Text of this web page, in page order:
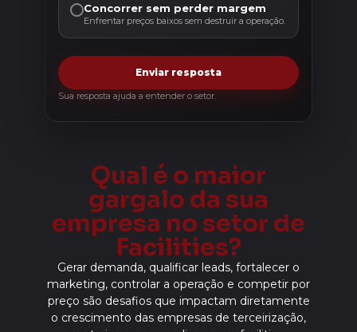
Concorrer sem perder margem
Enfrentar preços baixos sem destruir a operação.
Enviar resposta
Sua resposta ajuda a entender o setor.
Qual é o maior
gargalo da sua
empresa no setor de
Facilities?
Gerar demanda, qualificar leads, fortalecer o
marketing, controlar a operação e competir por
preço são desafios que impactam diretamente
o crescimento das empresas de terceirização,